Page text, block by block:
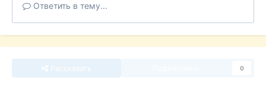
Ответить в тему...
0